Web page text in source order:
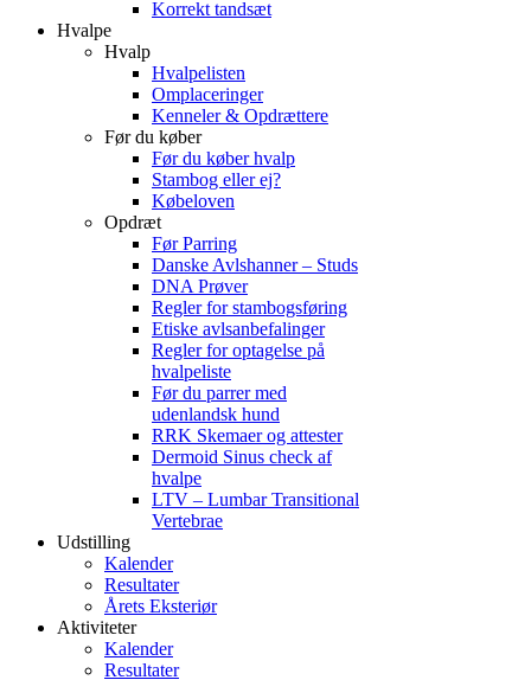
Korrekt tandsæt
Hvalpe
Hvalp
Hvalpelisten
Omplaceringer
Kenneler & Opdrættere
Før du køber
Før du køber hvalp
Stambog eller ej?
Købeloven
Opdræt
Før Parring
Danske Avlshanner – Studs
DNA Prøver
Regler for stambogsføring
Etiske avlsanbefalinger
Regler for optagelse på
hvalpeliste
Før du parrer med
udenlandsk hund
RRK Skemaer og attester
Dermoid Sinus check af
hvalpe
LTV – Lumbar Transitional
Vertebrae
Udstilling
Kalender
Resultater
Årets Eksteriør
Aktiviteter
Kalender
Resultater